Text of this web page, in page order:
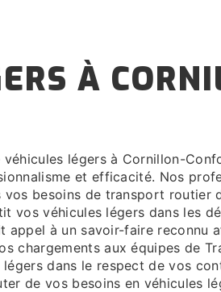
et efficacité. Nos
besoins de transport routier
vos véhicules légers dans les
à un savoir-faire reconnu
chargements aux équipes de
dans le respect de vos
de vos besoins en véhicules